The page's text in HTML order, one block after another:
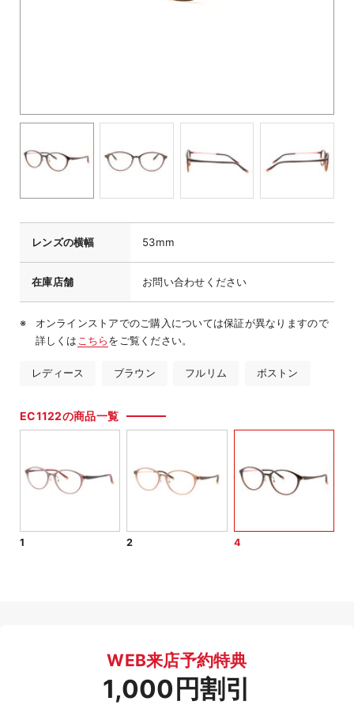
レンズの横幅 53mm
在庫店舗 お問い合わせください
オンラインストアでのご購入については保証が異なりますので
詳しくは こちらをご覧ください。
レディース ブラウン フルリム ボストン
EC1122の商品一覧
1 2 4
WEB来店予約特典
1,000円割引